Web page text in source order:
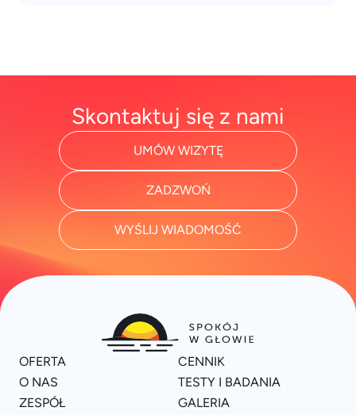
Skontaktuj się z nami
UMÓW WIZYTĘ
ZADZWOŃ
WYŚLIJ WIADOMOŚĆ
OFERTA
CENNIK
O NAS
TESTY I BADANIA
ZESPÓŁ
GALERIA